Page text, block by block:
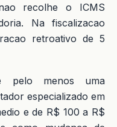
recolhe o ICMS
Na fiscalizacao
retroativo de 5
pelo menos uma
especializado em
e de R$ 100 a R$